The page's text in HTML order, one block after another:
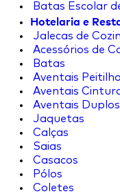
Batas Escolar
Hotelaria e
Jalecas de
Acessórios de
Batas
Aventais
Aventais
Aventais Duplos
Jaquetas
Calças
Saias
Casacos
Pólos
Coletes